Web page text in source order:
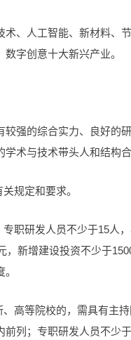
术、人工智能、新材料、
字创意十大新兴产业。
较强的综合实力、良好的
术与技术带头人和结构
规定和要求。
职研发人员不少于15人
，新增建设投资不少于
高等院校的，需具有主
前列；专职研发人员不少